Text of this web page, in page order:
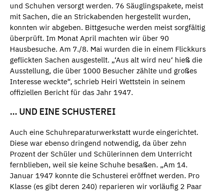
und Schuhen versorgt werden. 76 Säuglingspakete, meist
mit Sachen, die an Strickabenden hergestellt wurden,
konnten wir abgeben. Bittgesuche werden meist sorgfältig
überprüft. Im Monat April machten wir über 90
Hausbesuche. Am 7./8. Mai wurden die in einem Flickkurs
geflickten Sachen ausgestellt. „‘Aus alt wird neu‘ hieß die
Ausstellung, die über 1000 Besucher zählte und großes
Interesse weckte“, schrieb Heiri Wettstein in seinem
offiziellen Bericht für das Jahr 1947.
... UND EINE SCHUSTEREI
Auch eine Schuhreparaturwerkstatt wurde eingerichtet.
Diese war ebenso dringend notwendig, da über zehn
Prozent der Schüler und Schülerinnen dem Unterricht
fernblieben, weil sie keine Schuhe besaßen. „Am 14.
Januar 1947 konnte die Schusterei eröffnet werden. Pro
Klasse (es gibt deren 240) reparieren wir vorläufig 2 Paar